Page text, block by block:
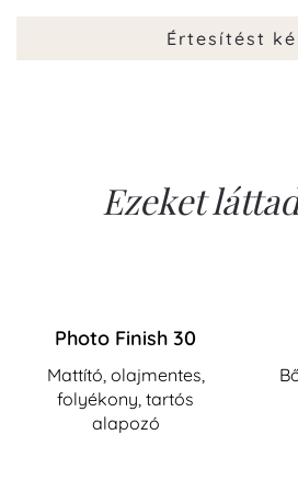
Értesítést
Ezeket
Photo Finish 30
Mattító, olajmentes,
folyékony, tartós
alapozó